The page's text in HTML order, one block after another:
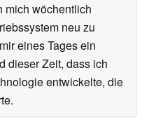
mich wöchentlich
neu zu
eines Tages ein
dieser Zeit, dass ich
entwickelte, die